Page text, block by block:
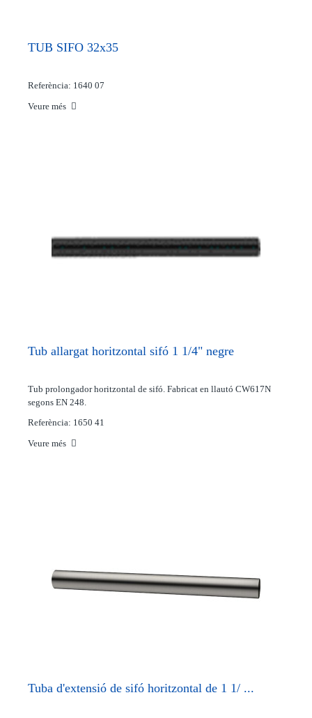
TUB SIFO 32x35
Referència: 1640 07
Veure més
Tub allargat horitzontal sifó 1 1/4" negre
Tub prolongador horitzontal de sifó. Fabricat en llautó CW617N
segons EN 248.
Referència: 1650 41
Veure més
Tuba d'extensió de sifó horitzontal de 1 1/ ...